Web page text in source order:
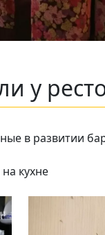
у
в развитии
кухне